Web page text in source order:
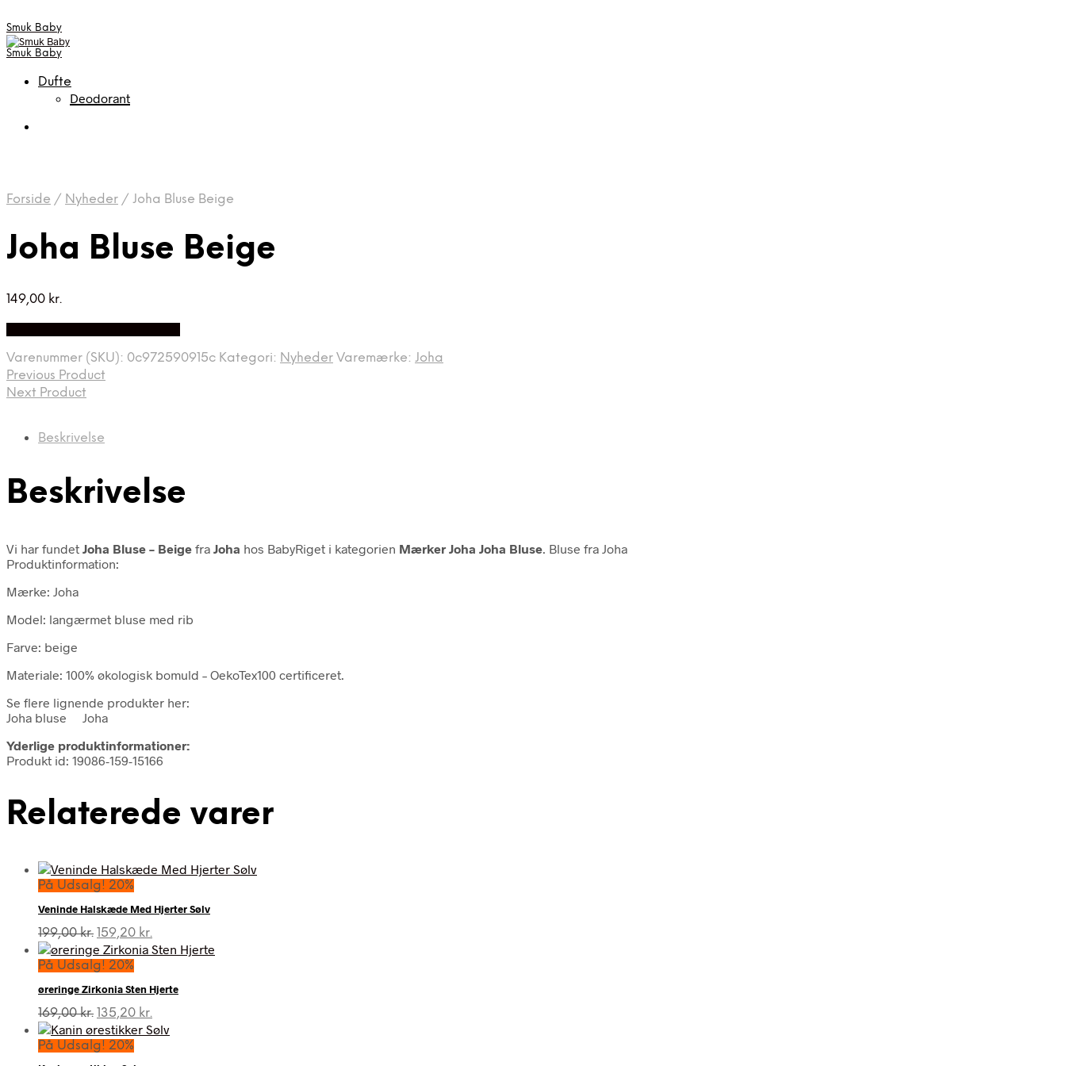
Smuk Baby
Smuk Baby
Dufte
Deodorant
Forside / Nyheder / Joha Bluse Beige
Joha Bluse Beige
149,00 kr.
Varenummer (SKU): 0c972590915c Kategori: Nyheder Varemærke: Joha
Previous Product
Next Product
Beskrivelse
Beskrivelse
Vi har fundet Joha Bluse – Beige fra Joha hos BabyRiget i kategorien Mærker Joha Joha Bluse . Bluse fra Joha
Produktinformation:
Mærke: Joha
Model: langærmet bluse med rib
Farve: beige
Materiale: 100% økologisk bomuld – OekoTex100 certificeret.
Se flere lignende produkter her:
Joha bluse Joha
Yderlige produktinformationer:
Produkt id: 19086-159-15166
Relaterede varer
På Udsalg! 20%
Veninde Halskæde Med Hjerter Sølv
199,00kr. Den
oprindelige
pris
199,00 kr..
159,20 kr.
aktuelle
159,20 kr..
På Udsalg! 20%
øreringe Zirkonia Sten Hjerte
169,00kr. Den
oprindelige
pris
135,20 kr.
aktuelle
På Udsalg! 20%